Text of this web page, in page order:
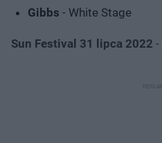
Gibbs - White Stage
Sun Festival 31 lipca 2022 -